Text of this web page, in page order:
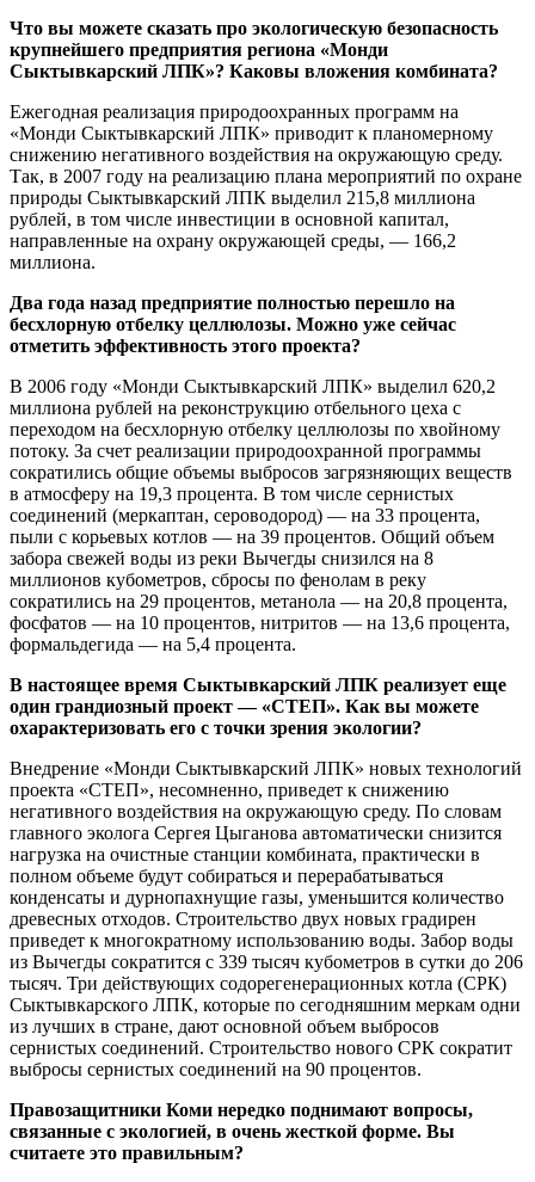
Что вы можете сказать про экологическую безопасность
крупнейшего предприятия региона «Монди
Сыктывкарский ЛПК»? Каковы вложения комбината?
Ежегодная реализация природоохранных программ на
«Монди Сыктывкарский ЛПК» приводит к планомерному
снижению негативного воздействия на окружающую среду.
Так, в 2007 году на реализацию плана мероприятий по охране
природы Сыктывкарский ЛПК выделил 215,8 миллиона
рублей, в том числе инвестиции в основной капитал,
направленные на охрану окружающей среды, — 166,2
миллиона.
Два года назад предприятие полностью перешло на
бесхлорную отбелку целлюлозы. Можно уже сейчас
отметить эффективность этого проекта?
В 2006 году «Монди Сыктывкарский ЛПК» выделил 620,2
миллиона рублей на реконструкцию отбельного цеха с
переходом на бесхлорную отбелку целлюлозы по хвойному
потоку. За счет реализации природоохранной программы
сократились общие объемы выбросов загрязняющих веществ
в атмосферу на 19,3 процента. В том числе сернистых
соединений (меркаптан, сероводород) — на 33 процента,
пыли с корьевых котлов — на 39 процентов. Общий объем
забора свежей воды из реки Вычегды снизился на 8
миллионов кубометров, сбросы по фенолам в реку
сократились на 29 процентов, метанола — на 20,8 процента,
фосфатов — на 10 процентов, нитритов — на 13,6 процента,
формальдегида — на 5,4 процента.
В настоящее время Сыктывкарский ЛПК реализует еще
один грандиозный проект — «СТЕП». Как вы можете
охарактеризовать его с точки зрения экологии?
Внедрение «Монди Сыктывкарский ЛПК» новых технологий
проекта «СТЕП», несомненно, приведет к снижению
негативного воздействия на окружающую среду. По словам
главного эколога Сергея Цыганова автоматически снизится
нагрузка на очистные станции комбината, практически в
полном объеме будут собираться и перерабатываться
конденсаты и дурнопахнущие газы, уменьшится количество
древесных отходов. Строительство двух новых градирен
приведет к многократному использованию воды. Забор воды
из Вычегды сократится с 339 тысяч кубометров в сутки до 206
тысяч. Три действующих содорегенерационных котла (СРК)
Сыктывкарского ЛПК, которые по сегодняшним меркам одни
из лучших в стране, дают основной объем выбросов
сернистых соединений. Строительство нового СРК сократит
выбросы сернистых соединений на 90 процентов.
Правозащитники Коми нередко поднимают вопросы,
связанные с экологией, в очень жесткой форме. Вы
считаете это правильным?